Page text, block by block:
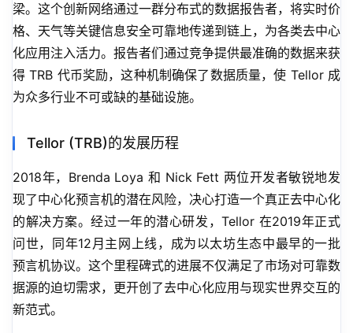
梁。这个创新网络通过一群分布式的数据报告者，将实时价
格、天气等关键信息安全可靠地传递到链上，为各类去中心
化应用注入活力。报告者们通过竞争提供最准确的数据来获
得 TRB 代币奖励，这种机制确保了数据质量，使 Tellor 成
为众多行业不可或缺的基础设施。
Tellor (TRB)的发展历程
2018年，Brenda Loya 和 Nick Fett 两位开发者敏锐地发
现了中心化预言机的潜在风险，决心打造一个真正去中心化
的解决方案。经过一年的潜心研发，Tellor 在2019年正式
问世，同年12月主网上线，成为以太坊生态中最早的一批
预言机协议。这个里程碑式的进展不仅满足了市场对可靠数
据源的迫切需求，更开创了去中心化应用与现实世界交互的
新范式。